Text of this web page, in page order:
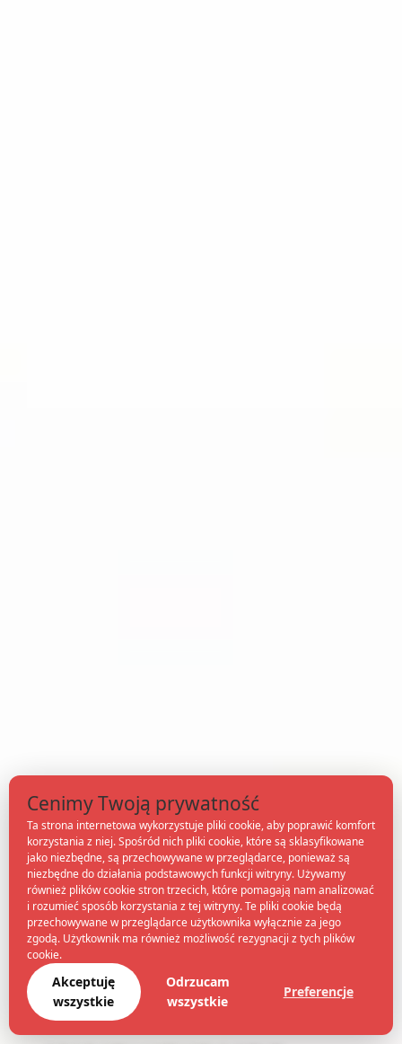
Cenimy Twoją prywatność
Ta strona internetowa wykorzystuje pliki cookie, aby poprawić komfort
korzystania z niej. Spośród nich pliki cookie, które są sklasyfikowane
jako niezbędne, są przechowywane w przeglądarce, ponieważ są
niezbędne do działania podstawowych funkcji witryny. Używamy
również plików cookie stron trzecich, które pomagają nam analizować
i rozumieć sposób korzystania z tej witryny. Te pliki cookie będą
przechowywane w przeglądarce użytkownika wyłącznie za jego
zgodą. Użytkownik ma również możliwość rezygnacji z tych plików
cookie.
Akceptuję
wszystkie
Odrzucam
wszystkie
Preferencje